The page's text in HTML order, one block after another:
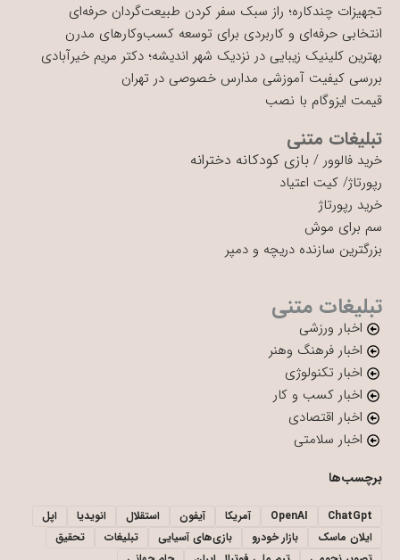
تجهیزات چندکاره؛ راز سبک سفر کردن طبیعت‌گردان حرفه‌ای
انتخابی حرفه‌ای و کاربردی برای توسعه کسب‌وکارهای مدرن
بهترین کلینیک زیبایی در نزدیک شهر اندیشه؛ دکتر مریم خیرآبادی
بررسی کیفیت آموزشی مدارس خصوصی در تهران
قیمت ایزوگام با نصب
تبلیغات متنی
خرید فالوور / بازی کودکانه دخترانه
رپورتاژ/ کیت اعتیاد
خرید رپورتاژ
سم برای موش
بزرگترین سازنده دریچه و دمپر
تبلیغات متنی
اخبار ورزشی
اخبار فرهنگ وهنر
اخبار تکنولوژی
اخبار کسب و کار
اخبار اقتصادی
اخبار سلامتی
برچسب‌ها
ChatGpt
OpenAI آمریکا آیفون استقلال انویدیا
اپل
ایلان ماسک
بازار خودرو بازی‌های آسیایی تبلیغات
تحقیق